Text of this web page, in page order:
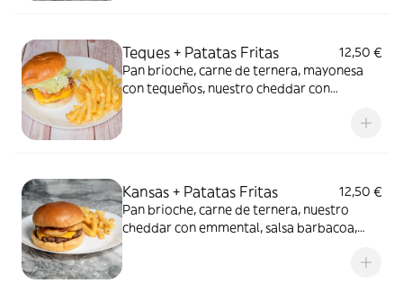
Teques + Patatas Fritas
12,50 €
Pan brioche, carne de ternera, mayonesa
con tequeños, nuestro cheddar con
Kansas + Patatas Fritas
12,50 €
Pan brioche, carne de ternera, nuestro
cheddar con emmental, salsa barbacoa,